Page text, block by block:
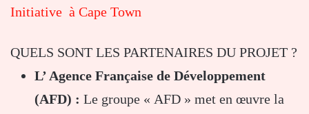
Initiative à Cape Town
QUELS SONT LES PARTENAIRES DU PROJET ?
L’ Agence Française de Développement
(AFD) : Le groupe « AFD » met en œuvre la